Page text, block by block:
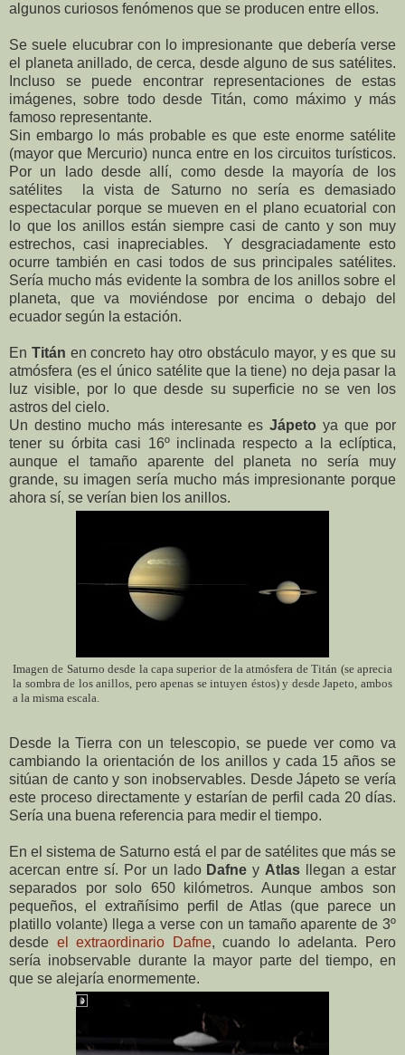
algunos curiosos fenómenos que se producen entre ellos.
Se suele elucubrar con lo impresionante que debería verse
el planeta anillado, de cerca, desde alguno de sus satélites.
Incluso se puede encontrar representaciones de estas
imágenes, sobre todo desde Titán, como máximo y más
famoso representante.
Sin embargo lo más probable es que este enorme satélite
(mayor que Mercurio) nunca entre en los circuitos turísticos.
Por un lado desde allí, como desde la mayoría de los
satélites la vista de Saturno no sería es demasiado
espectacular porque se mueven en el plano ecuatorial con
lo que los anillos están siempre casi de canto y son muy
estrechos, casi inapreciables. Y desgraciadamente esto
ocurre también en casi todos de sus principales satélites.
Sería mucho más evidente la sombra de los anillos sobre el
planeta, que va moviéndose por encima o debajo del
ecuador según la estación.
En Titán en concreto hay otro obstáculo mayor, y es que su
atmósfera (es el único satélite que la tiene) no deja pasar la
luz visible, por lo que desde su superficie no se ven los
astros del cielo.
Un destino mucho más interesante esJápeto ya que por
tener su órbita casi 16º inclinada respecto a la eclíptica,
aunque el tamaño aparente del planeta no sería muy
grande, su imagen sería mucho más impresionante porque
ahora sí, se verían bien los anillos.
Imagen de Saturno desde la capa superior de la atmósfera de Titán (se aprecia
la sombra de los anillos, pero apenas se intuyen éstos) y desde Japeto, ambos
a la misma escala.
Desde la Tierra con un telescopio, se puede ver como va
cambiando la orientación de los anillos y cada 15 años se
sitúan de canto y son inobservables. Desde Jápeto se vería
este proceso directamente y estarían de perfil cada 20 días.
Sería una buena referencia para medir el tiempo.
En el sistema de Saturno está el par de satélites que más se
acercan entre sí. Por un lado Dafne y Atlas llegan a estar
separados por solo 650 kilómetros. Aunque ambos son
pequeños, el extrañísimo perfil de Atlas (que parece un
platillo volante) llega a verse con un tamaño aparente de 3º
desde el extraordinario Dafne, cuando lo adelanta. Pero
sería inobservable durante la mayor parte del tiempo, en
que se alejaría enormemente.